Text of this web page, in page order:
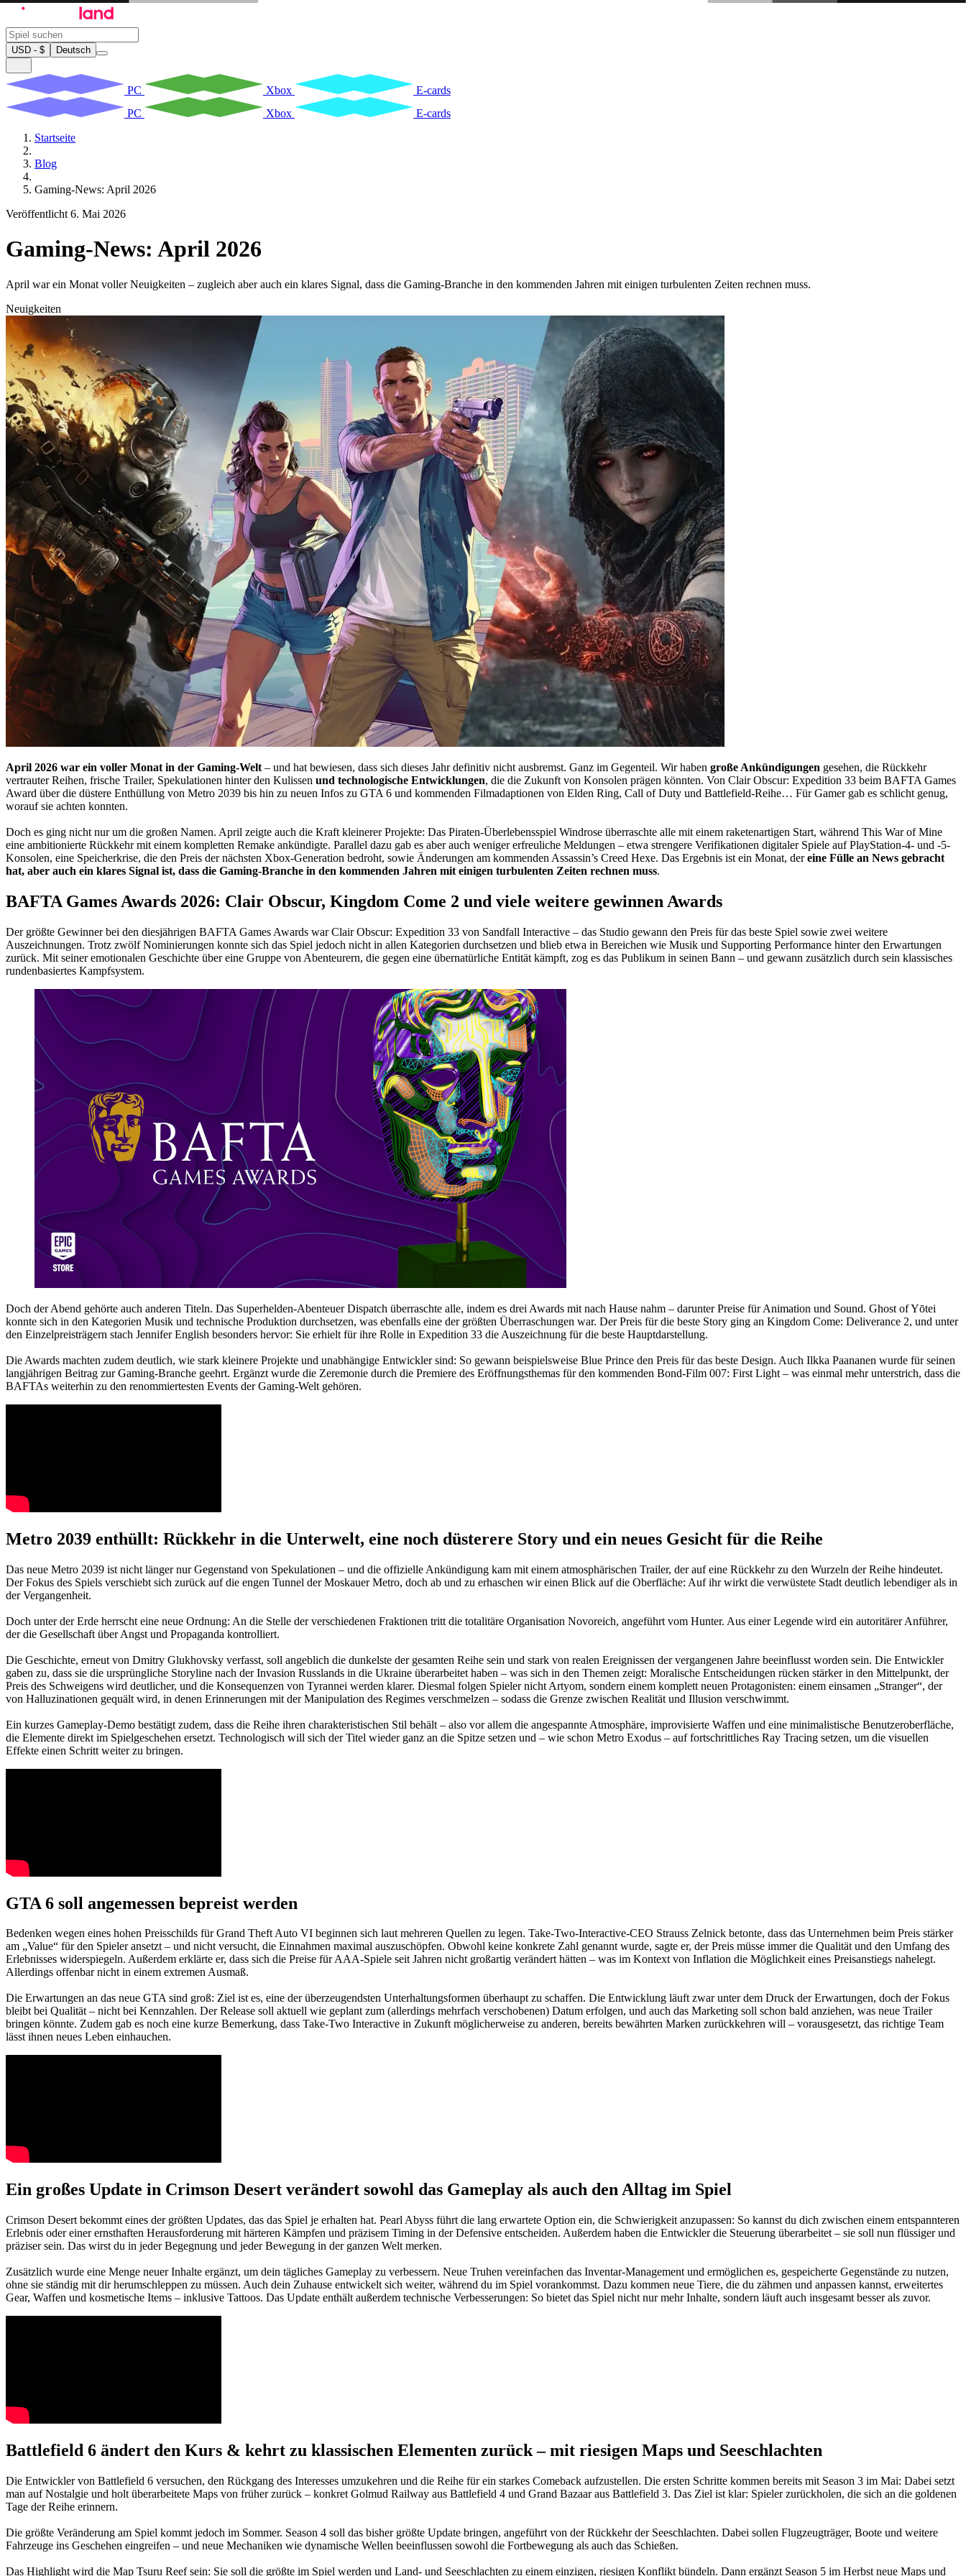
USD - $ Deutsch
PC Xbox
E-cards
PC
Xbox
E-cards
Startseite
Blog
Gaming-News: April 2026
Veröffentlicht 6. Mai 2026
Gaming-News: April 2026
April war ein Monat voller Neuigkeiten – zugleich aber auch ein klares Signal, dass die Gaming-Branche in den kommenden Jahren mit einigen turbulenten Zeiten rechnen muss.
Neuigkeiten
April 2026 war ein voller Monat in der Gaming-Welt – und hat bewiesen, dass sich dieses Jahr definitiv nicht ausbremst. Ganz im Gegenteil. Wir haben große Ankündigungen gesehen, die Rückkehr
vertrauter Reihen, frische Trailer, Spekulationen hinter den Kulissen und technologische Entwicklungen, die die Zukunft von Konsolen prägen könnten. Von Clair Obscur: Expedition 33 beim BAFTA Games
Award über die düstere Enthüllung von Metro 2039 bis hin zu neuen Infos zu GTA 6 und kommenden Filmadaptionen von Elden Ring, Call of Duty und Battlefield-Reihe… Für Gamer gab es schlicht genug,
worauf sie achten konnten.
Doch es ging nicht nur um die großen Namen. April zeigte auch die Kraft kleinerer Projekte: Das Piraten-Überlebensspiel Windrose überraschte alle mit einem raketenartigen Start, während This War of Mine
eine ambitionierte Rückkehr mit einem kompletten Remake ankündigte. Parallel dazu gab es aber auch weniger erfreuliche Meldungen – etwa strengere Verifikationen digitaler Spiele auf PlayStation-4- und -5-
Konsolen, eine Speicherkrise, die den Preis der nächsten Xbox-Generation bedroht, sowie Änderungen am kommenden Assassin’s Creed Hexe. Das Ergebnis ist ein Monat, dereine Fülle an News gebracht
hat, aber auch ein klares Signal ist, dass die Gaming-Branche in den kommenden Jahren mit einigen turbulenten Zeiten rechnen muss.
BAFTA Games Awards 2026: Clair Obscur, Kingdom Come 2 und viele weitere gewinnen Awards
Der größte Gewinner bei den diesjährigen BAFTA Games Awards war Clair Obscur: Expedition 33 von Sandfall Interactive – das Studio gewann den Preis für das beste Spiel sowie zwei weitere
Auszeichnungen. Trotz zwölf Nominierungen konnte sich das Spiel jedoch nicht in allen Kategorien durchsetzen und blieb etwa in Bereichen wie Musik und Supporting Performance hinter den Erwartungen
zurück. Mit seiner emotionalen Geschichte über eine Gruppe von Abenteurern, die gegen eine übernatürliche Entität kämpft, zog es das Publikum in seinen Bann – und gewann zusätzlich durch sein klassisches
rundenbasiertes Kampfsystem.
Doch der Abend gehörte auch anderen Titeln. Das Superhelden-Abenteuer Dispatch überraschte alle, indem es drei Awards mit nach Hause nahm – darunter Preise für Animation und Sound. Ghost of Yōtei
konnte sich in den Kategorien Musik und technische Produktion durchsetzen, was ebenfalls eine der größten Überraschungen war. Der Preis für die beste Story ging an Kingdom Come: Deliverance 2, und unter
den Einzelpreisträgern stach Jennifer English besonders hervor: Sie erhielt für ihre Rolle in Expedition 33 die Auszeichnung für die beste Hauptdarstellung.
Die Awards machten zudem deutlich, wie stark kleinere Projekte und unabhängige Entwickler sind: So gewann beispielsweise Blue Prince den Preis für das beste Design. Auch Ilkka Paananen wurde für seinen
langjährigen Beitrag zur Gaming-Branche geehrt. Ergänzt wurde die Zeremonie durch die Premiere des Eröffnungsthemas für den kommenden Bond-Film 007: First Light – was einmal mehr unterstrich, dass die
BAFTAs weiterhin zu den renommiertesten Events der Gaming-Welt gehören.
Metro 2039 enthüllt: Rückkehr in die Unterwelt, eine noch düsterere Story und ein neues Gesicht für die Reihe
Das neue Metro 2039 ist nicht länger nur Gegenstand von Spekulationen – und die offizielle Ankündigung kam mit einem atmosphärischen Trailer, der auf eine Rückkehr zu den Wurzeln der Reihe hindeutet.
Der Fokus des Spiels verschiebt sich zurück auf die engen Tunnel der Moskauer Metro, doch ab und zu erhaschen wir einen Blick auf die Oberfläche: Auf ihr wirkt die verwüstete Stadt deutlich lebendiger als in
der Vergangenheit.
Doch unter der Erde herrscht eine neue Ordnung: An die Stelle der verschiedenen Fraktionen tritt die totalitäre Organisation Novoreich, angeführt vom Hunter. Aus einer Legende wird ein autoritärer Anführer,
der die Gesellschaft über Angst und Propaganda kontrolliert.
Die Geschichte, erneut von Dmitry Glukhovsky verfasst, soll angeblich die dunkelste der gesamten Reihe sein und stark von realen Ereignissen der vergangenen Jahre beeinflusst worden sein. Die Entwickler
gaben zu, dass sie die ursprüngliche Storyline nach der Invasion Russlands in die Ukraine überarbeitet haben – was sich in den Themen zeigt: Moralische Entscheidungen rücken stärker in den Mittelpunkt, der
Preis des Schweigens wird deutlicher, und die Konsequenzen von Tyrannei werden klarer. Diesmal folgen Spieler nicht Artyom, sondern einem komplett neuen Protagonisten: einem einsamen „Stranger“, der
von Halluzinationen gequält wird, in denen Erinnerungen mit der Manipulation des Regimes verschmelzen – sodass die Grenze zwischen Realität und Illusion verschwimmt.
Ein kurzes Gameplay-Demo bestätigt zudem, dass die Reihe ihren charakteristischen Stil behält – also vor allem die angespannte Atmosphäre, improvisierte Waffen und eine minimalistische Benutzeroberfläche,
die Elemente direkt im Spielgeschehen ersetzt. Technologisch will sich der Titel wieder ganz an die Spitze setzen und – wie schon Metro Exodus – auf fortschrittliches Ray Tracing setzen, um die visuellen
Effekte einen Schritt weiter zu bringen.
GTA 6 soll angemessen bepreist werden
Bedenken wegen eines hohen Preisschilds für Grand Theft Auto VI beginnen sich laut mehreren Quellen zu legen. Take-Two-Interactive-CEO Strauss Zelnick betonte, dass das Unternehmen beim Preis stärker
am „Value“ für den Spieler ansetzt – und nicht versucht, die Einnahmen maximal auszuschöpfen. Obwohl keine konkrete Zahl genannt wurde, sagte er, der Preis müsse immer die Qualität und den Umfang des
Erlebnisses widerspiegeln. Außerdem erklärte er, dass sich die Preise für AAA-Spiele seit Jahren nicht großartig verändert hätten – was im Kontext von Inflation die Möglichkeit eines Preisanstiegs nahelegt.
Allerdings offenbar nicht in einem extremen Ausmaß.
Die Erwartungen an das neue GTA sind groß: Ziel ist es, eine der überzeugendsten Unterhaltungsformen überhaupt zu schaffen. Die Entwicklung läuft zwar unter dem Druck der Erwartungen, doch der Fokus
bleibt bei Qualität – nicht bei Kennzahlen. Der Release soll aktuell wie geplant zum (allerdings mehrfach verschobenen) Datum erfolgen, und auch das Marketing soll schon bald anziehen, was neue Trailer
bringen könnte. Zudem gab es noch eine kurze Bemerkung, dass Take-Two Interactive in Zukunft möglicherweise zu anderen, bereits bewährten Marken zurückkehren will – vorausgesetzt, das richtige Team
lässt ihnen neues Leben einhauchen.
Ein großes Update in Crimson Desert verändert sowohl das Gameplay als auch den Alltag im Spiel
Crimson Desert bekommt eines der größten Updates, das das Spiel je erhalten hat. Pearl Abyss führt die lang erwartete Option ein, die Schwierigkeit anzupassen: So kannst du dich zwischen einem entspannteren
Erlebnis oder einer ernsthaften Herausforderung mit härteren Kämpfen und präzisem Timing in der Defensive entscheiden. Außerdem haben die Entwickler die Steuerung überarbeitet – sie soll nun flüssiger und
präziser sein. Das wirst du in jeder Begegnung und jeder Bewegung in der ganzen Welt merken.
Zusätzlich wurde eine Menge neuer Inhalte ergänzt, um dein tägliches Gameplay zu verbessern. Neue Truhen vereinfachen das Inventar-Management und ermöglichen es, gespeicherte Gegenstände zu nutzen,
ohne sie ständig mit dir herumschleppen zu müssen. Auch dein Zuhause entwickelt sich weiter, während du im Spiel vorankommst. Dazu kommen neue Tiere, die du zähmen und anpassen kannst, erweitertes
Gear, Waffen und kosmetische Items – inklusive Tattoos. Das Update enthält außerdem technische Verbesserungen: So bietet das Spiel nicht nur mehr Inhalte, sondern läuft auch insgesamt besser als zuvor.
Battlefield 6 ändert den Kurs & kehrt zu klassischen Elementen zurück – mit riesigen Maps und Seeschlachten
Die Entwickler von Battlefield 6 versuchen, den Rückgang des Interesses umzukehren und die Reihe für ein starkes Comeback aufzustellen. Die ersten Schritte kommen bereits mit Season 3 im Mai: Dabei setzt
man auf Nostalgie und holt überarbeitete Maps von früher zurück – konkret Golmud Railway aus Battlefield 4 und Grand Bazaar aus Battlefield 3. Das Ziel ist klar: Spieler zurückholen, die sich an die goldenen
Tage der Reihe erinnern.
Die größte Veränderung am Spiel kommt jedoch im Sommer. Season 4 soll das bisher größte Update bringen, angeführt von der Rückkehr der Seeschlachten. Dabei sollen Flugzeugträger, Boote und weitere
Fahrzeuge ins Geschehen eingreifen – und neue Mechaniken wie dynamische Wellen beeinflussen sowohl die Fortbewegung als auch das Schießen.
Das Highlight wird die Map Tsuru Reef sein: Sie soll die größte im Spiel werden und Land- und Seeschlachten zu einem einzigen, riesigen Konflikt bündeln. Dann ergänzt Season 5 im Herbst neue Maps und